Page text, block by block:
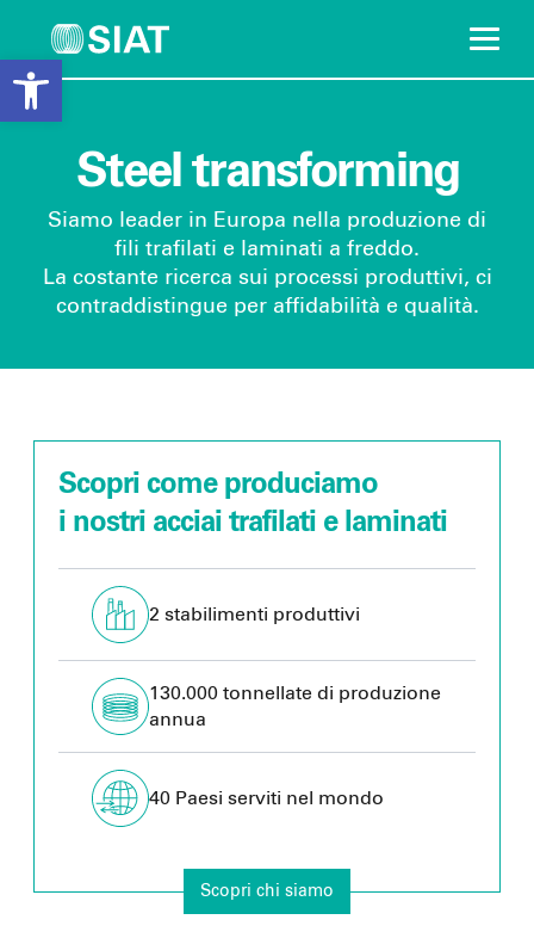
Open toolbar
Vai
al
contenuto
Steel transforming
Siamo leader in Europa nella produzione di
fili trafilati e laminati a freddo.
La costante ricerca sui processi produttivi, ci
contraddistingue per affidabilità e qualità.
Piatti laminati
Fili trafilati lucidi
Adatti a trattamenti
cromatura, zincatura,
verniciatura e
Capacità produttiva
Scopri il prodotto
Fili Ramati
Fili trafilati ritorti
Scopri come produciamo
i nostri acciai trafilati e laminati
2 stabilimenti produttivi
130.000 tonnellate di produzione
annua
40 Paesi serviti nel mondo
Scopri chi siamo